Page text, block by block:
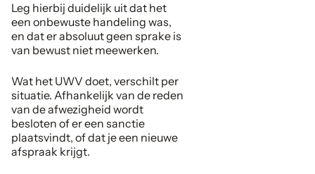
Leg hierbij duidelijk uit dat het
een onbewuste handeling was,
en dat er absoluut geen sprake is
van bewust niet meewerken.
Wat het UWV doet, verschilt per
situatie. Afhankelijk van de reden
van de afwezigheid wordt
besloten of er een sanctie
plaatsvindt, of dat je een nieuwe
afspraak krijgt.